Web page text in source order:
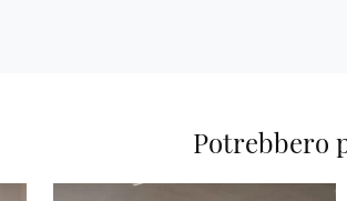
Potrebbero